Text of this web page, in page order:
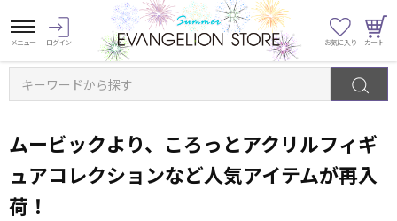
キーワードから探す
ムービックより、ころっとアクリルフィギ
ュアコレクションなど人気アイテムが再入
荷！